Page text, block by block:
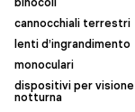
cannocchiali terrestri
lenti d’ingrandimento
monoculari
dispositivi per visione
notturna